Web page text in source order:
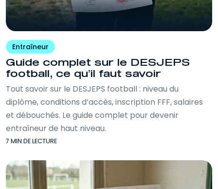
Entraîneur
Guide complet sur le DESJEPS
football, ce qu’il faut savoir
Tout savoir sur le DESJEPS football : niveau du
diplôme, conditions d’accès, inscription FFF, salaires
et débouchés. Le guide complet pour devenir
entraîneur de haut niveau.
7 MIN DE LECTURE